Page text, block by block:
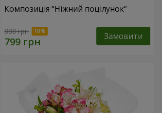
Композиція “Ніжний поцілунок”
888 грн Замовити